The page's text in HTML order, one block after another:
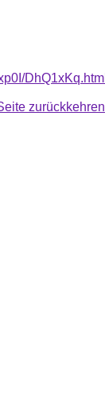
DhQ1xKq.html
zurückkehren